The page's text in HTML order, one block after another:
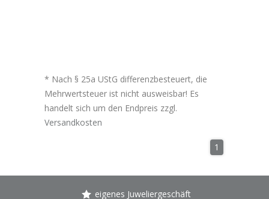
* Nach § 25a UStG differenzbesteuert, die
Mehrwertsteuer ist nicht ausweisbar! Es
handelt sich um den Endpreis zzgl.
Versandkosten
1
eigenes Juweliergeschäft